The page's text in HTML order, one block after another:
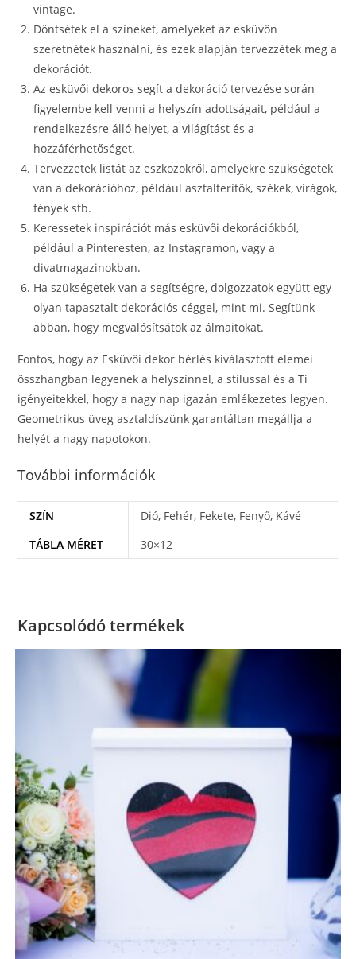
vintage.
Döntsétek el a színeket, amelyeket az esküvőn
szeretnétek használni, és ezek alapján tervezzétek meg a
dekorációt.
Az esküvői dekoros segít a dekoráció tervezése során
figyelembe kell venni a helyszín adottságait, például a
rendelkezésre álló helyet, a világítást és a
hozzáférhetőséget.
Tervezzetek listát az eszközökről, amelyekre szükségetek
van a dekorációhoz, például asztalterítők, székek, virágok,
fények stb.
Keressetek inspirációt más esküvői dekorációkból,
például a Pinteresten, az Instagramon, vagy a
divatmagazinokban.
Ha szükségetek van a segítségre, dolgozzatok együtt egy
olyan tapasztalt dekorációs céggel, mint mi. Segítünk
abban, hogy megvalósítsátok az álmaitokat.
Fontos, hogy az Esküvői dekor bérlés kiválasztott elemei
összhangban legyenek a helyszínnel, a stílussal és a Ti
igényeitekkel, hogy a nagy nap igazán emlékezetes legyen.
Geometrikus üveg asztaldíszünk garantáltan megállja a
helyét a nagy napotokon.
További információk
SZÍN
Dió, Fehér, Fekete, Fenyő, Kávé
TÁBLA MÉRET
30×12
Kapcsolódó termékek